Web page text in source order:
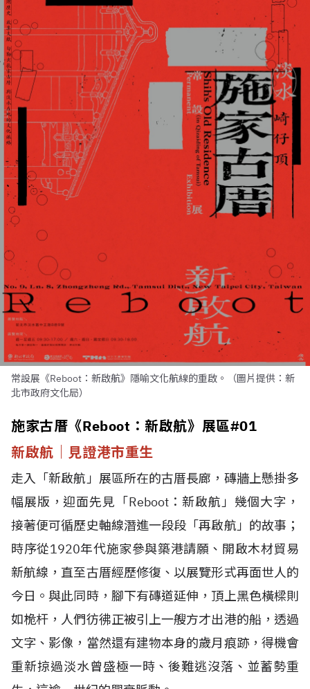
常設展《Reboot：新啟航》隱喻文化航線的重啟。（圖片提供：新
北市政府文化局）
施家古厝《Reboot：新啟航》展區#01
新啟航｜見證港市重生
走入「新啟航」展區所在的古厝長廊，磚牆上懸掛多
幅展版，迎面先見「Reboot：新啟航」幾個大字，
接著便可循歷史軸線潛進一段段「再啟航」的故事；
時序從1920年代施家參與築港請願、開啟木材貿易
新航線，直至古厝經歷修復、以展覽形式再面世人的
今日。與此同時，腳下有磚道延伸，頂上黑色橫樑則
如桅杆，人們彷彿正被引上一艘方才出港的船，透過
文字、影像，當然還有建物本身的歲月痕跡，得機會
重新掠過淡水曾盛極一時、後難逃沒落、並蓄勢重